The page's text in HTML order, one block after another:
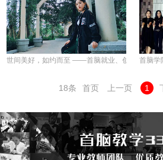
世间美好，如约而至 ——首脑就业、创业明星故
首脑学
18条 首页 上一页 1